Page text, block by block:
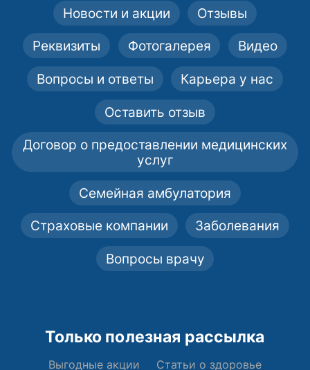
Новости и акции Отзывы
Реквизиты Фотогалерея Видео
Вопросы и ответы Карьера у нас
Оставить отзыв
Договор о предоставлении медицинских
услуг
Семейная амбулатория
Страховые компании Заболевания
Вопросы врачу
Только полезная рассылка
Выгодные акции Статьи о здоровье